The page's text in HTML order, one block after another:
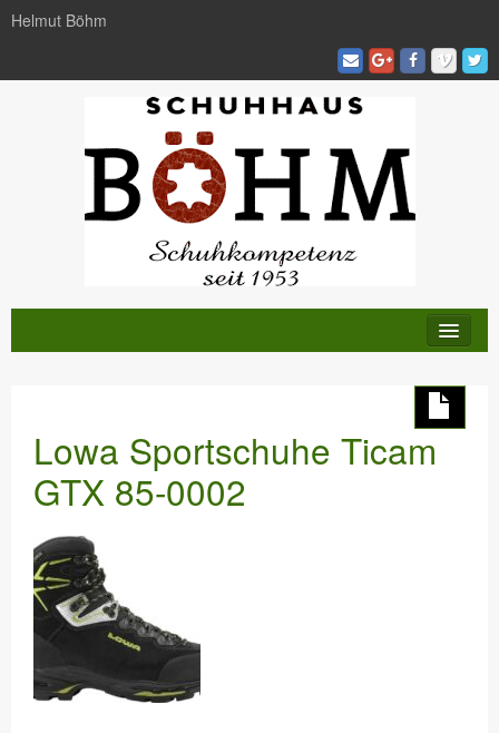
Helmut Böhm
DANKE
Lowa Sportschuhe Ticam
GTX 85-0002